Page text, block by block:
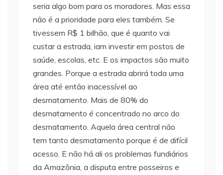
seria algo bom para os moradores. Mas essa
não é a prioridade para eles também. Se
tivessem R$ 1 bilhão, que é quanto vai
custar a estrada, iam investir em postos de
saúde, escolas, etc. E os impactos são muito
grandes. Porque a estrada abrirá toda uma
área até então inacessível ao
desmatamento. Mais de 80% do
desmatamento é concentrado no arco do
desmatamento. Aquela área central não
tem tanto desmatamento porque é de difícil
acesso. E não há ali os problemas fundiários
da Amazônia, a disputa entre posseiros e